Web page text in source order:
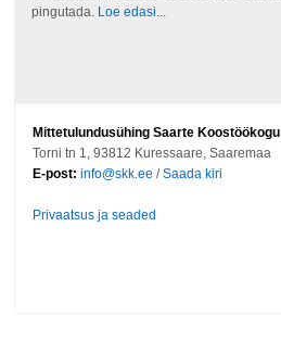
pingutada.
Loe edasi...
Mittetulundusühing Saarte Koostöökogu
Torni tn 1, 93812 Kuressaare, Saaremaa
E-post: info@skk.ee /Saada kiri
Privaatsus ja seaded